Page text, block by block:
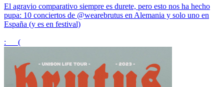
El agravio comparativo siempre es durete, pero esto nos ha hecho
pupa: 10 conciertos de @wearebrutus en Alemania y solo uno en
España (y es en festival)
:___(